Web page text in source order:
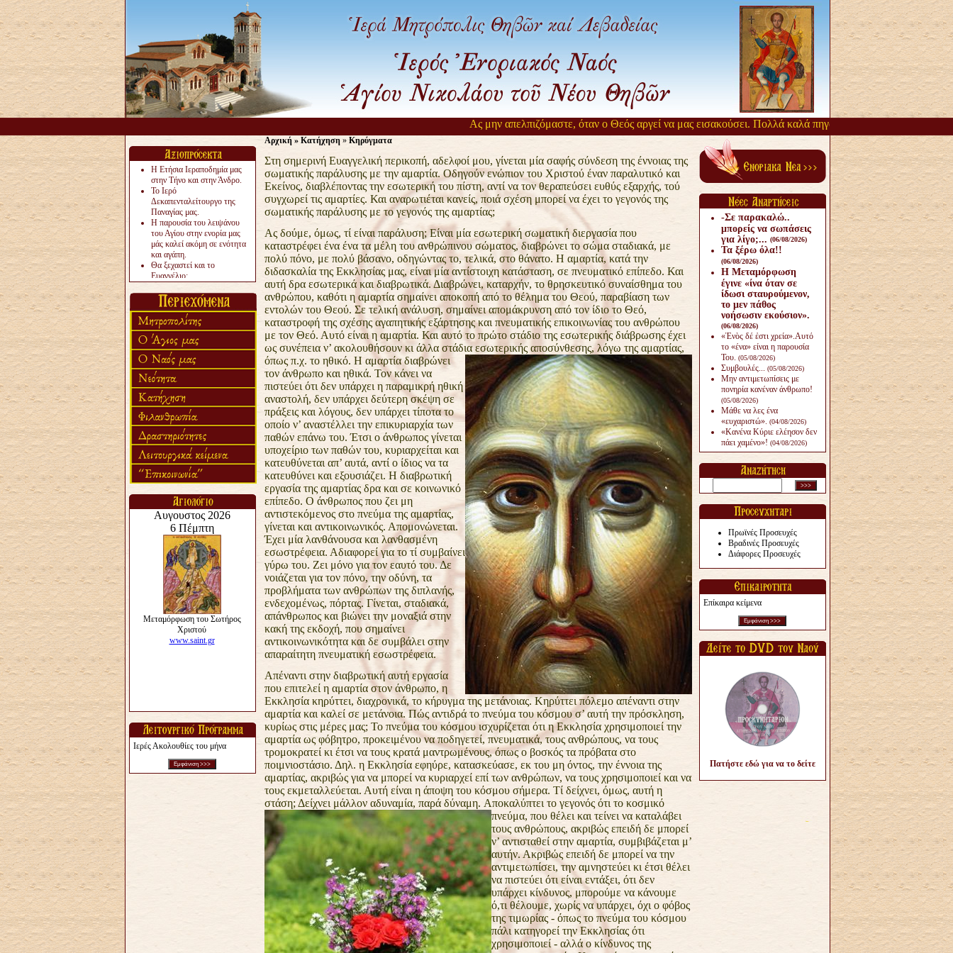
Ας μην απελπιζόμαστε, όταν ο Θεός αργεί να μας εισακούσει. Πολλά καλά πηγάζουν, από την αργοπορία
Η Ετήσια Ιεραποδημία μας
στην Τήνο και στην Άνδρο.
Το Ιερό
Δεκαπενταλείτουργο της
Παναγίας μας.
Η παρουσία του λειψάνου
του Αγίου στην ενορία μας
μάς καλεί ακόμη σε ενότητα
και αγάπη.
Θα ξεχαστεί και το
Ευαγγέλιο;
«πολύ αργά».
Ζητείται....
Ιερές Ακολουθίες του μήνα
Αρχική» Κατήχηση» Κηρύγματα
Στη σημερινή Ευαγγελική περικοπή, αδελφοί μου, γίνεται μία σαφής σύνδεση της έννοιας της
σωματικής παράλυσης με την αμαρτία. Οδηγούν ενώπιον του Χριστού έναν παραλυτικό και
Εκείνος, διαβλέποντας την εσωτερική του πίστη, αντί να τον θεραπεύσει ευθύς εξαρχής, τού
συγχωρεί τις αμαρτίες. Και αναρωτιέται κανείς, ποιά σχέση μπορεί να έχει το γεγονός της
σωματικής παράλυσης με τογεγονός της αμαρτίας;
Ας δούμε, όμως, τί είναι παράλυση; Είναι μία εσωτερική σωματική διεργασία που
καταστρέφει ένα ένα τα μέλη του ανθρώπινουσώματος, διαβρώνει το σώμα σταδιακά, με
πολύ πόνο, με πολύ βάσανο, οδηγώντας το, τελικά, στο θάνατο. Η αμαρτία, κατά την
διδασκαλία της Εκκλησίας μας, είναι μία αντίστοιχη κατάσταση, σε πνευματικό επίπεδο. Και
αυτή δρα εσωτερικά και διαβρωτικά.Διαβρώνει, καταρχήν, το θρησκευτικό συναίσθημα του
ανθρώπου, καθότι η αμαρτία σημαίνει αποκοπή από το θέλημα του Θεού, παραβίαση των
εντολών του Θεού. Σε τελική ανάλυση, σημαίνειαπομάκρυνση από τον ίδιο το Θεό,
καταστροφή της σχέσης αγαπητικής εξάρτησης και πνευματικής επικοινωνίας του ανθρώπου
με τον Θεό. Αυτό είναι η αμαρτία. Και αυτό το πρώτο στάδιο της εσωτερικής διάβρωσης έχει
ως συνέπεια ν’ ακολουθήσουν κι άλλα στάδια εσωτερικής αποσύνθεσης, λόγω της αμαρτίας,
όπως π.χ. το ηθικό. Η αμαρτία διαβρώνει
τον άνθρωπο και ηθικά. Τον κάνει να
πιστεύει ότι δεν υπάρχει η παραμικρή ηθική
αναστολή, δεν υπάρχει δεύτερη σκέψη σε
πράξεις και λόγους, δεν υπάρχει τίποτα το
οποίο ν’ αναστέλλει την επικυριαρχία των
παθών επάνω του. Έτσι ο άνθρωπος γίνεται
υποχείριο των παθών του, κυριαρχείται και
κατευθύνεται απ’ αυτά, αντί ο ίδιος να τα
κατευθύνει και εξουσιάζει. Η διαβρωτική
εργασία της αμαρτίας δρα και σε κοινωνικό
επίπεδο. Ο άνθρωπος που ζει μη
αντιστεκόμενος στο πνεύμα της αμαρτίας,
γίνεται και αντικοινωνικός. Απομονώνεται.
Έχει μία λανθάνουσα και λανθασμένη
εσωστρέφεια. Αδιαφορεί για το τί συμβαίνει
γύρω του. Ζει μόνο για τον εαυτό του. Δε
νοιάζεται για τον πόνο, την οδύνη, τα
προβλήματα των ανθρώπων της διπλανής,
ενδεχομένως, πόρτας. Γίνεται, σταδιακά,
απάνθρωπος και βιώνει την μοναξιά στην
κακή της εκδοχή, που σημαίνει
αντικοινωνικότητα και δε συμβάλει στην
απαραίτητη πνευματική εσωστρέφεια.
Απέναντι στην διαβρωτική αυτή εργασία
που επιτελεί η αμαρτία στον άνθρωπο, η
Εκκλησία κηρύττει, διαχρονικά, το κήρυγμα της μετάνοιας. Κηρύττει πόλεμο απέναντι στην
αμαρτία και καλεί σε μετάνοια. Πώς αντιδρά το πνεύμα του κόσμου σ’ αυτή την πρόσκληση,
κυρίως στις μέρες μας; Το πνεύμα του κόσμου ισχυρίζεται ότι ηΕκκλησία χρησιμοποιεί την
αμαρτία ως φόβητρο, προκειμένου ναποδηγετεί, πνευματικά, τους ανθρώπους, να τους
τρομοκρατεί κι έτσι να τους κρατά μαντρωμένους, όπως ο βοσκός τα πρόβατα στο
ποιμνιοστάσιο. Δηλ. η Εκκλησία εφηύρε, κατασκεύασε, εκ του μη όντος, την έννοια της
αμαρτίας, ακριβώς για να μπορεί να κυριαρχεί επί των ανθρώπων, να τους χρησιμοποιεί και να
τους εκμεταλλεύεται. Αυτή είναι η άποψη του κόσμου σήμερα. Τί δείχνει, όμως, αυτή η
στάση; Δείχνει μάλλον αδυναμία, παρά δύναμη. Αποκαλύπτει το γεγονός ότι το κοσμικό
πνεύμα, που θέλει και τείνει να καταλάβει
τους ανθρώπους, ακριβώς επειδή δε μπορεί
ν’ αντισταθεί στην αμαρτία, συμβιβάζεται μ’
αυτήν. Ακριβώς επειδή δε μπορεί να την
αντιμετωπίσει, την αμνηστεύει κι έτσι θέλει
να πιστεύει ότι είναιεντάξει, ότι δεν
υπάρχει κίνδυνος, μπορούμε να κάνουμε
ό,τι θέλουμε, χωρίς να υπάρχει, όχι ο φόβος
της τιμωρίας - όπως το πνεύμα του κόσμου
πάλι κατηγορεί την Εκκλησίας ότι
χρησιμοποιεί - αλλά ο κίνδυνος της
-Σε παρακαλώ..
μπορείς να σωπάσεις
για λίγο;... (06/08/2026)
Τα ξέρω όλα!!
(06/08/2026)
Η Μεταμόρφωση
έγινε «ίνα όταν σε
ίδωσι σταυρούμενον,
το μεν πάθος
νοήσωσιν εκούσιον».
(06/08/2026)
«Ἑνὸς δέ ἐστι χρεία».Αυτό
το «ένα» είναι η παρουσία
Του. (05/08/2026)
Συμβουλές... (05/08/2026)
Μην αντιμετωπίσεις με
πονηρία κανέναν άνθρω­πο!
(05/08/2026)
Μάθε να λες ένα
«ευχαριστώ». (04/08/2026)
«Κανένα Κύριε ελέησον δεν
πάει χαμένο»! (04/08/2026)
Πρωϊνές Προσευχές
Βραδινές Προσευχές
Διάφορες Προσευχές
Επίκαιρα κείμενα
Πατήστε εδώ για να το δείτε